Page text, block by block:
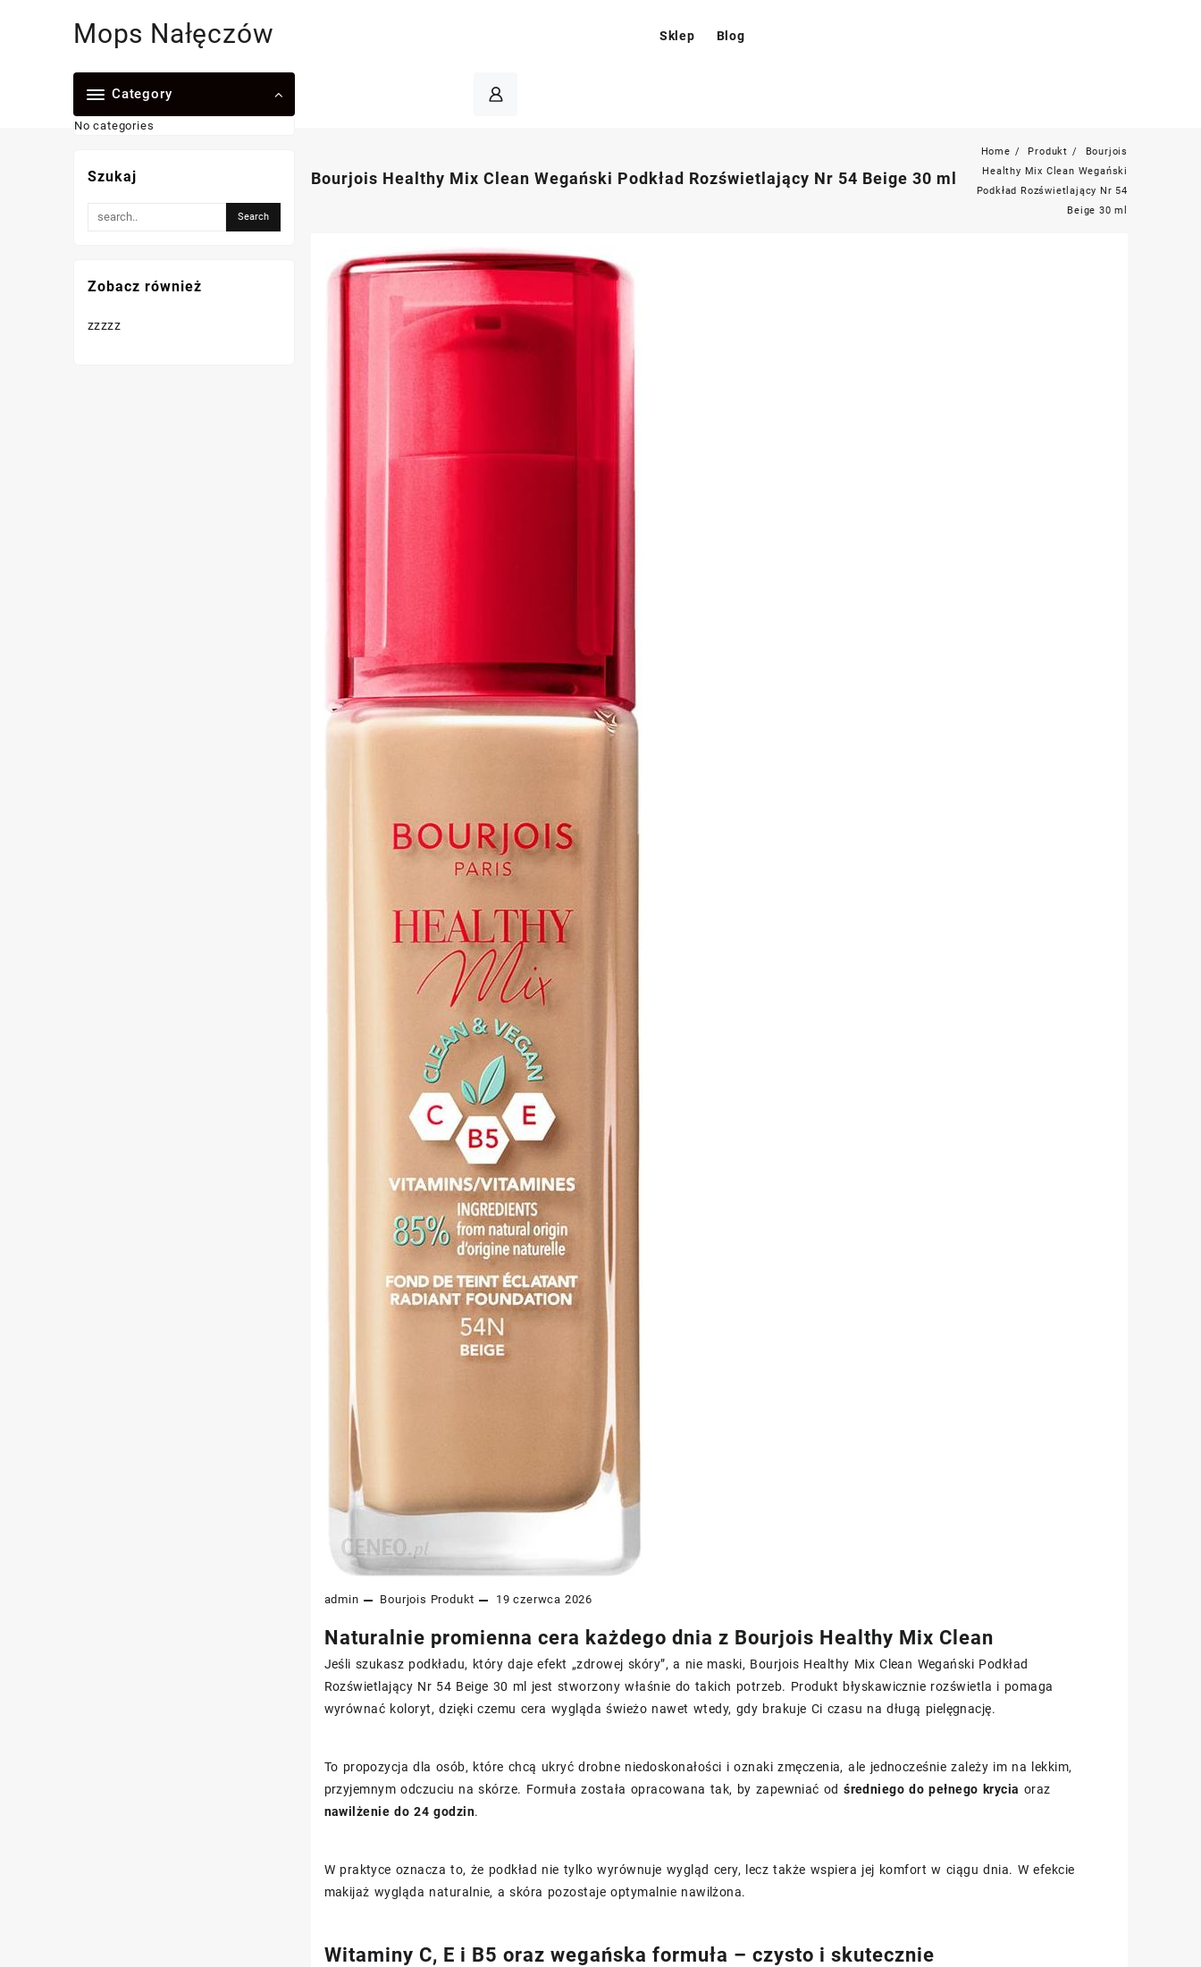
Mops Nałęczów Sklep Blog
Category
No categories
Bourjois Healthy Mix Clean Wegański Podkład Rozświetlający Nr 54 Beige 30 ml
Home Produkt
Bourjois
Healthy Mix Clean Wegański
Podkład Rozświetlający Nr 54
Beige 30 ml
admin Bourjois Produkt 19 czerwca 2026
Naturalnie promienna cera każdego dnia z Bourjois Healthy Mix Clean
Jeśli szukasz podkładu, który daje efekt „zdrowej skóry”, a nie maski, Bourjois Healthy Mix Clean Wegański Podkład
Rozświetlający Nr 54 Beige 30 ml jest stworzony właśnie do takich potrzeb. Produkt błyskawicznie rozświetla i pomaga
wyrównać koloryt, dzięki czemu cera wygląda świeżo nawet wtedy, gdy brakuje Ci czasu na długą pielęgnację.
To propozycja dla osób, które chcą ukryć drobne niedoskonałości i oznaki zmęczenia, ale jednocześnie zależy im na lekkim,
przyjemnym odczuciu na skórze. Formuła została opracowana tak, by zapewniać odśredniego do pełnego krycia oraz
nawilżenie do 24 godzin.
W praktyce oznacza to, że podkład nie tylko wyrównuje wygląd cery, lecz także wspiera jej komfort w ciągu dnia. W efekcie
makijaż wygląda naturalnie, a skóra pozostaje optymalnie nawilżona.
Witaminy C, E i B5 oraz wegańska formuła – czysto i skutecznie
Szukaj
Zobacz również
zzzzz